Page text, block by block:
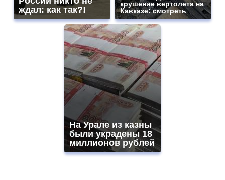
ждал: как так?!
крушение вертолета на
Кавказе: смотреть
На Урале из казны
были украдены 18
миллионов рублей